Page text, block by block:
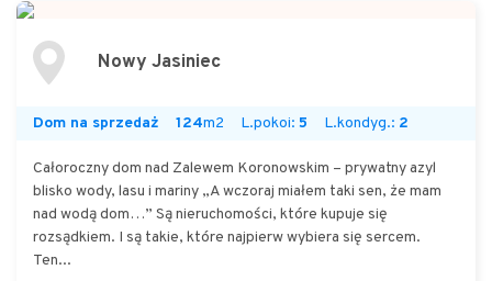
Nowy Jasiniec
Dom na sprzedaż 124m2 L.pokoi: 5 L.kondyg.: 2
Całoroczny dom nad Zalewem Koronowskim – prywatny azyl
blisko wody, lasu i mariny „A wczoraj miałem taki sen, że mam
nad wodą dom…” Są nieruchomości, które kupuje się
rozsądkiem. I są takie, które najpierw wybiera się sercem.
Ten...